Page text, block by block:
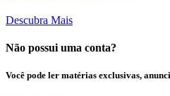
Descubra Mais
Não possui uma conta?
Você pode ler matérias exclusivas,